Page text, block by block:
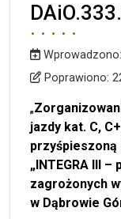
Wprowadzono
Wprowadzono:
Poprawiono
Poprawiono:
„
jazdy kat. C,
„INTEGRA III
zagrożonych
w Dąbrowie